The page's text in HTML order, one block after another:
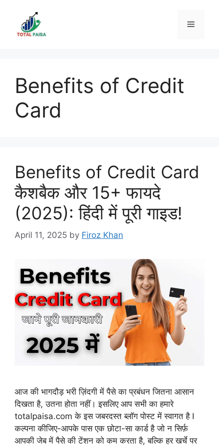
content
Menu
Benefits of Credit
Card
Benefits of Credit Card
कैशबैक और 15+ फायदे
(2025): हिंदी में पूरी गाइड!
April 11, 2025 by Firoz Khan
आज की भागदौड़ भरी ज़िंदगी में पैसे का प्रबंधन जितना आसान
दिखता है, उतना होता नहीं। इसलिए आप सभी का हमारे
totalpaisa.com के इस जबरदस्त ब्लॉग पोस्ट में स्वागत है I
कल्पना कीजिए-आपके पास एक छोटा-सा कार्ड है जो न सिर्फ़
आपकी जेब में पैसे की टेंशन को कम करता है, बल्कि हर खर्चे पर